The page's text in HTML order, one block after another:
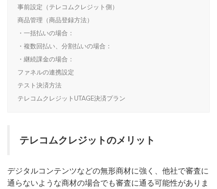
事前設定（テレコムクレジット側）
商品管理（商品登録方法）
・一括払いの場合：
・複数回払い、分割払いの場合：
・継続課金の場合：
ファネルの連携設定
テスト決済方法
テレコムクレジットUTAGE決済プラン
テレコムクレジットのメリット
デジタルコンテンツなどの無形商材に強く、他社で審査に
通らないような商材の場合でも審査に通る可能性がありま